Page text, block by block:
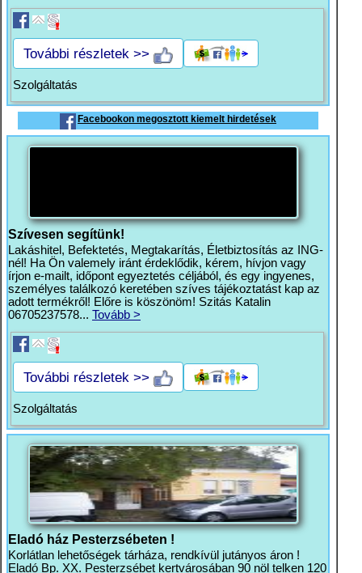
További részletek >>
Szolgáltatás
Facebookon megosztott kiemelt hirdetések
Szívesen segítünk!
Lakáshitel, Befektetés, Megtakarítás, Életbiztosítás az ING-
nél! Ha Ön valemely iránt érdeklődik, kérem, hívjon vagy
írjon e-mailt, időpont egyeztetés céljából, és egy ingyenes,
személyes találkozó keretében szíves tájékoztatást kap az
adott termékről! Előre is köszönöm! Szitás Katalin
06705237578... Tovább >
További részletek >>
Szolgáltatás
Eladó ház Pesterzsébeten !
Korlátlan lehetőségek tárháza, rendkívül jutányos áron !
Eladó Bp. XX. Pesterzsébet kertvárosában 90 nöl telken 120